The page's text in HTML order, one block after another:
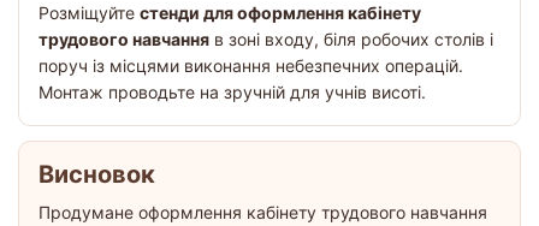
Розміщуйте стенди для оформлення кабінету
трудового навчання в зоні входу, біля робочих столів і
поруч із місцями виконання небезпечних операцій.
Монтаж проводьте на зручній для учнів висоті.
Висновок
Продумане оформлення кабінету трудового навчання